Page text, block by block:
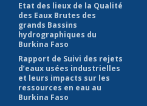
Etat des lieux de la Qualité
des Eaux Brutes des
grands Bassins
hydrographiques du
Burkina Faso
Rapport de Suivi des rejets
d’eaux usées industrielles
et leurs impacts sur les
ressources en eau au
Burkina Faso